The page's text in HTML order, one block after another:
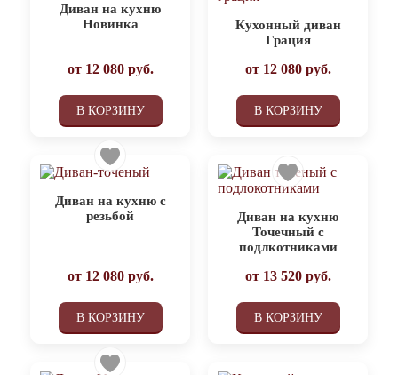
Диван на кухню
Новинка
от 12 080руб.
В КОРЗИНУ
Кухонный диван
Грация
от 12 080руб.
В КОРЗИНУ
Диван на кухню с
резьбой
от 12 080руб.
В КОРЗИНУ
Диван на кухню
Точечный с
подлкотниками
от 13 520руб.
В КОРЗИНУ